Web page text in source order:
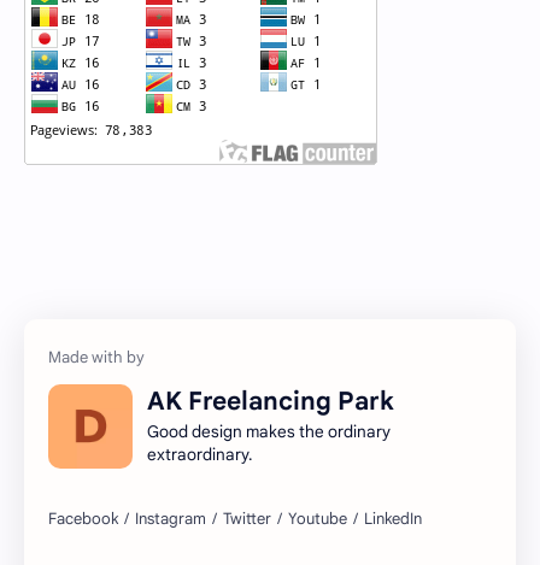
AK Freelancing Park
Good design makes the ordinary
extraordinary.